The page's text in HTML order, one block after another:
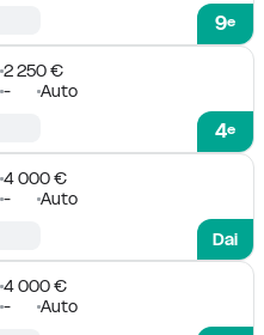
9e
2 250 €
- Auto
4e
4 000 €
-
Auto
Dai
4 000 €
-
Auto